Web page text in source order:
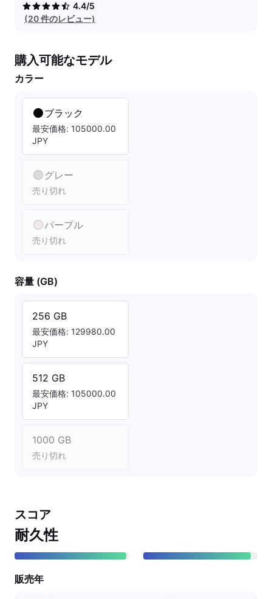
4.4/5
(20 件のレビュー)
購入可能なモデル
カラー
ブラック
最安価格: 105000.00
JPY
グレー
売り切れ
パープル
売り切れ
容量 (GB)
256 GB
最安価格: 129980.00
JPY
512 GB
最安価格: 105000.00
JPY
1000 GB
売り切れ
スコア
耐久性
販売年